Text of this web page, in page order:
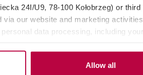
24I/U9, 78-100 Kołobrzeg) or third
our website and marketing
data processing, including your
Allow all
179,99 zł